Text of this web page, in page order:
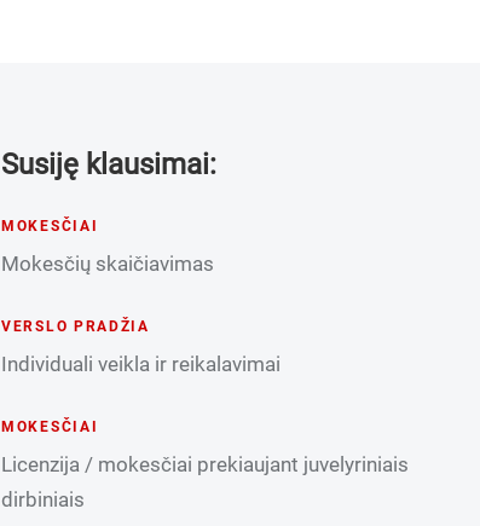
Susiję klausimai:
MOKESČIAI
Mokesčių skaičiavimas
VERSLO PRADŽIA
Individuali veikla ir reikalavimai
MOKESČIAI
Licenzija / mokesčiai prekiaujant juvelyriniais
dirbiniais